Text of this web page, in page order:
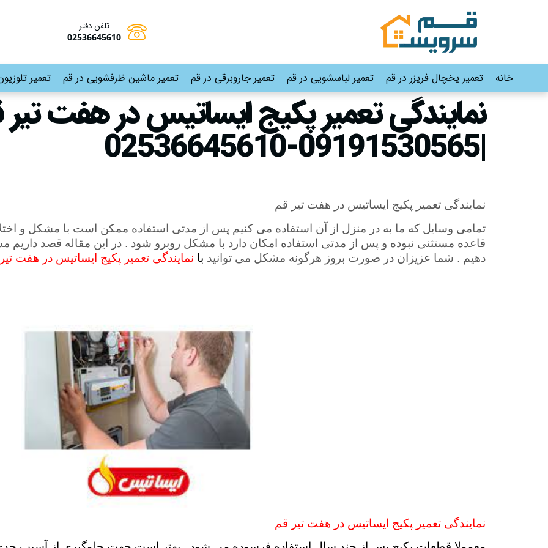
تلفن دفتر
02536645610
خانه تعمیر یخچال فریزر در قم تعمیر لباسشویی در قم تعمیر جاروبرقی در قم تعمیر ماشین ظرفشویی در قم تعمیر
نمایندگی تعمیر پکیج ایساتیس در هفت تیر
|09191530565-02536645610
نمایندگی تعمیر پکیج ایساتیس در هفت تیر قم
تمامی وسایل که ما به در منزل از آن استفاده می کنیم پس از مدتی استفاده ممکن است با مشکل و
قاعده مستثنی نبوده و پس از مدتی استفاده امکان دارد با مشکل روبرو شود . در این مقاله قصد داریم
دهیم . شما عزیزان در صورت بروز هرگونه مشکل می توانید با نمایندگی تعمیر پکیج ایساتیس در هفت
نمایندگی تعمیر پکیج ایساتیس در هفت تیر قم